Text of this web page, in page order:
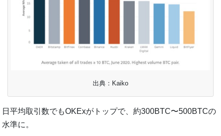
出典：Kaiko
日平均取引数でもOKExがトップで、約300BTC〜500BTCの
水準に。